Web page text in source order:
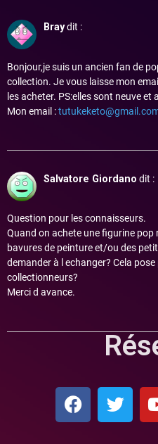
Braydit :
Bonjour,je suis un ancien fan de
collection. Je vous laisse mon
les acheter. PS:elles sont neuve et
Mon email :
Salvatore Giordano dit :
Question pour les connaisseurs.
Quand on achete une figurine pop
bavures de peinture et/ou des
demander à l echanger? Cela
collectionneurs?
Merci d avance.